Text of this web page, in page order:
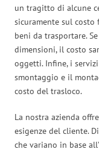
un tragitto di alcune
sicuramente sul
beni da trasportare.
dimensioni, il costo
oggetti. Infine, i
smontaggio e il
costo del trasloco.
La nostra azienda
esigenze del cliente.
che variano in base